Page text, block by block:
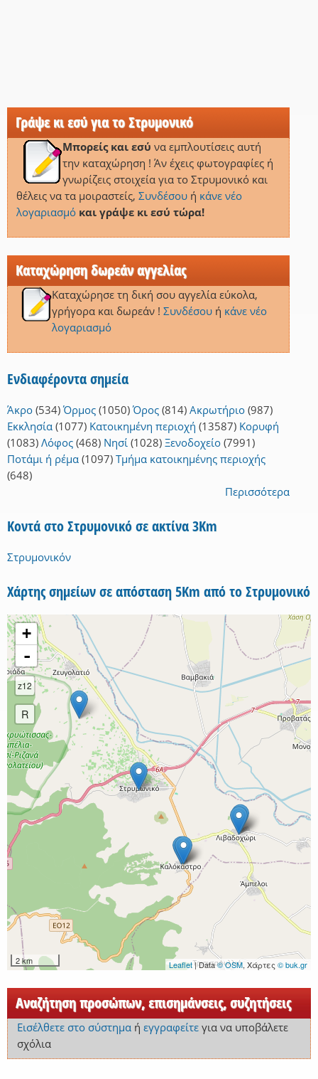
Γράψε κι εσύ για το Στρυμονικό
Μπορείς και εσύ να εμπλουτίσεις αυτή
την καταχώρηση ! Άν έχεις φωτογραφίες ή
γνωρίζεις στοιχεία για το Στρυμονικό και
θέλεις να τα μοιραστείς, Συνδέσουή κάνε νέο
λογαριασμό και γράψε κι εσύ τώρα!
Καταχώρηση δωρεάν αγγελίας
Καταχώρησε τη δική σου αγγελία εύκολα,
γρήγορα και δωρεάν ! Συνδέσουή κάνε νέο
λογαριασμό
Ενδιαφέροντα σημεία
Άκρο (534) Όρμος (1050) Όρος (814) Ακρωτήριο (987)
Εκκλησία (1077) Κατοικημένη περιοχή (13587) Κορυφή
(1083) Λόφος (468) Νησί (1028) Ξενοδοχείο (7991)
Ποτάμι ή ρέμα (1097) Τμήμα κατοικημένης περιοχής
(648)
Περισσότερα
Κοντά στο Στρυμονικό σε ακτίνα 3Km
Στρυμονικόν
Χάρτης σημείων σε απόσταση 5Km από το Στρυμονικό
+
-
z12
R
2 km Leaflet| Data© OSM, Χάρτες © buk.gr
Αναζήτηση προσώπων, επισημάνσεις, συζητήσεις
Εισέλθετε στο σύστημαή εγγραφείτεγια να υποβάλετε
σχόλια